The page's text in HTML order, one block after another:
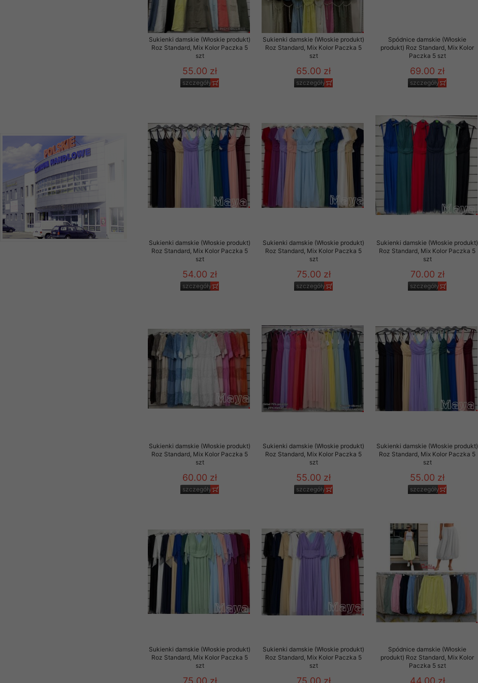
Sukienki damskie (Włoskie produkt)
Roz Standard, Mix Kolor Paczka 5
szt
55.00 zł
szczegóły
Sukienki damskie (Włoskie produkt)
Roz Standard, Mix Kolor Paczka 5
szt
65.00 zł
szczegóły
Spódnice damskie (Włoskie
produkt) Roz Standard, Mix Kolor
Paczka 5 szt
69.00 zł
szczegóły
Sukienki damskie (Włoskie produkt)
Roz Standard, Mix Kolor Paczka 5
szt
54.00 zł
szczegóły
Sukienki damskie (Włoskie produkt)
Roz Standard, Mix Kolor Paczka 5
szt
75.00 zł
szczegóły
Sukienki damskie (Włoskie produkt)
Roz Standard, Mix Kolor Paczka 5
szt
70.00 zł
szczegóły
Sukienki damskie (Włoskie produkt)
Roz Standard, Mix Kolor Paczka 5
szt
60.00 zł
szczegóły
Sukienki damskie (Włoskie produkt)
Roz Standard, Mix Kolor Paczka 5
szt
55.00 zł
szczegóły
Sukienki damskie (Włoskie produkt)
Roz Standard, Mix Kolor Paczka 5
szt
55.00 zł
szczegóły
Sukienki damskie (Włoskie produkt)
Roz Standard, Mix Kolor Paczka 5
szt
Sukienki damskie (Włoskie produkt)
Roz Standard, Mix Kolor Paczka 5
szt
Spódnice damskie (Włoskie
produkt) Roz Standard, Mix Kolor
Paczka 5 szt